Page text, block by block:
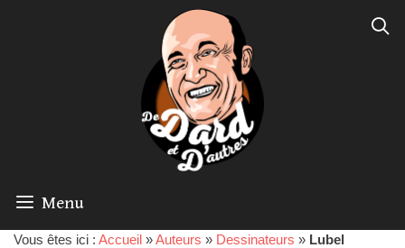
Menu
Vous êtes ici : Accueil »Auteurs » Dessinateurs » Lubel